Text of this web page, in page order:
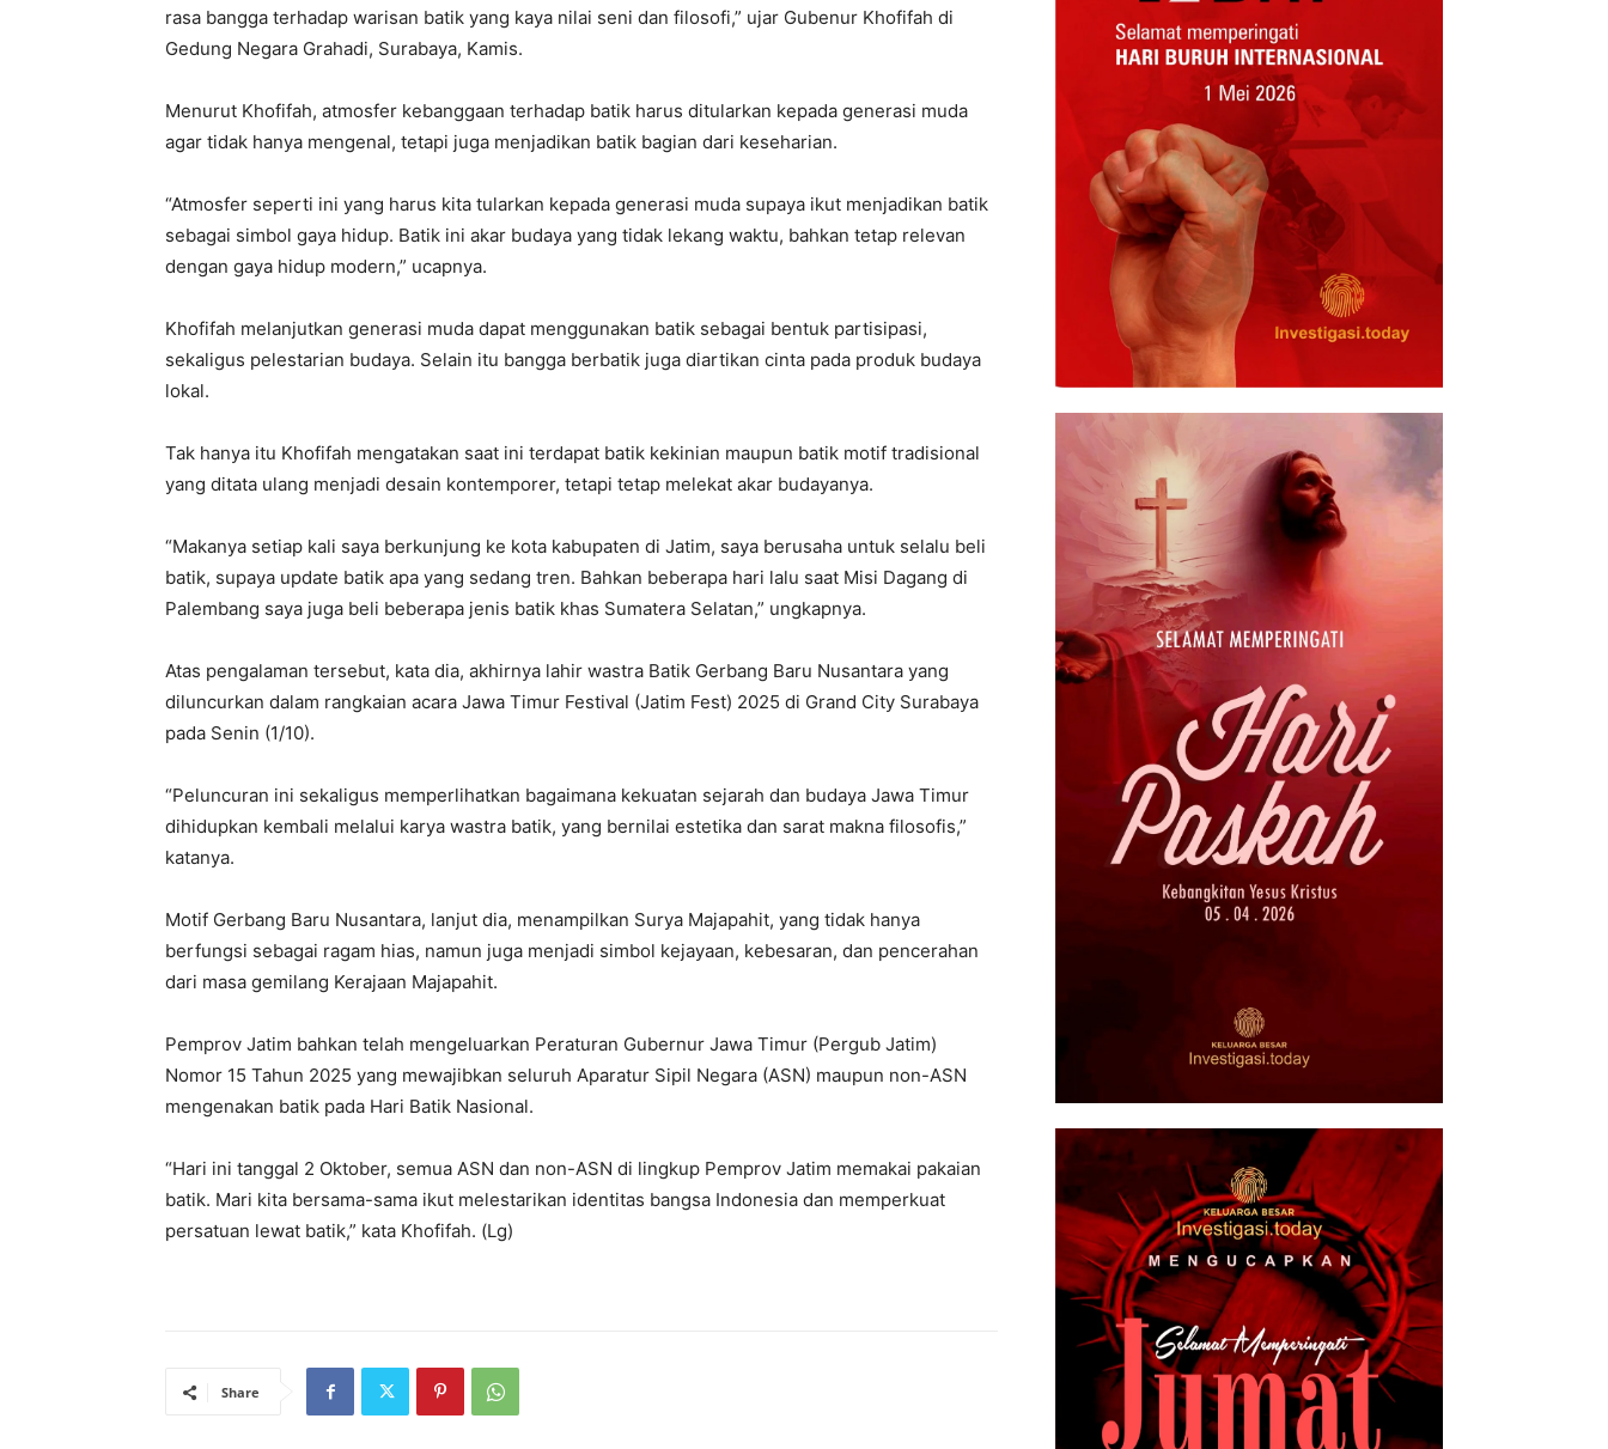
rasa bangga terhadap warisan batik yang kaya nilai seni dan filosofi,” ujar Gubenur Khofifah di
Gedung Negara Grahadi, Surabaya, Kamis.
Menurut Khofifah, atmosfer kebanggaan terhadap batik harus ditularkan kepada generasi muda
agar tidak hanya mengenal, tetapi juga menjadikan batik bagian dari keseharian.
“Atmosfer seperti ini yang harus kita tularkan kepada generasi muda supaya ikut menjadikan batik
sebagai simbol gaya hidup. Batik ini akar budaya yang tidak lekang waktu, bahkan tetap relevan
dengan gaya hidup modern,” ucapnya.
Khofifah melanjutkan generasi muda dapat menggunakan batik sebagai bentuk partisipasi,
sekaligus pelestarian budaya. Selain itu bangga berbatik juga diartikan cinta pada produk budaya
lokal.
Tak hanya itu Khofifah mengatakan saat ini terdapat batik kekinian maupun batik motif tradisional
yang ditata ulang menjadi desain kontemporer, tetapi tetap melekat akar budayanya.
“Makanya setiap kali saya berkunjung ke kota kabupaten di Jatim, saya berusaha untuk selalu beli
batik, supaya update batik apa yang sedang tren. Bahkan beberapa hari lalu saat Misi Dagang di
Palembang saya juga beli beberapa jenis batik khas Sumatera Selatan,” ungkapnya.
Atas pengalaman tersebut, kata dia, akhirnya lahir wastra Batik Gerbang Baru Nusantara yang
diluncurkan dalam rangkaian acara Jawa Timur Festival (Jatim Fest) 2025 di Grand City Surabaya
pada Senin (1/10).
“Peluncuran ini sekaligus memperlihatkan bagaimana kekuatan sejarah dan budaya Jawa Timur
dihidupkan kembali melalui karya wastra batik, yang bernilai estetika dan sarat makna filosofis,”
katanya.
Motif Gerbang Baru Nusantara, lanjut dia, menampilkan Surya Majapahit, yang tidak hanya
berfungsi sebagai ragam hias, namun juga menjadi simbol kejayaan, kebesaran, dan pencerahan
dari masa gemilang Kerajaan Majapahit.
Pemprov Jatim bahkan telah mengeluarkan Peraturan Gubernur Jawa Timur (Pergub Jatim)
Nomor 15 Tahun 2025 yang mewajibkan seluruh Aparatur Sipil Negara (ASN) maupun non-ASN
mengenakan batik pada Hari Batik Nasional.
“Hari ini tanggal 2 Oktober, semua ASN dan non-ASN di lingkup Pemprov Jatim memakai pakaian
batik. Mari kita bersama-sama ikut melestarikan identitas bangsa Indonesia dan memperkuat
persatuan lewat batik,” kata Khofifah. (Lg)
Share